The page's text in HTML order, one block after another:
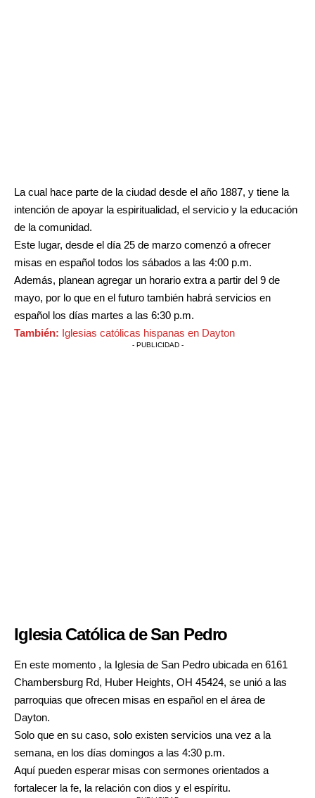
La cual hace parte de la ciudad desde el año 1887, y tiene la
intención de apoyar la espiritualidad, el servicio y la educación
de la comunidad.
Este lugar, desde el día 25 de marzo comenzó a ofrecer
misas en español todos los sábados a las 4:00 p.m.
Además, planean agregar un horario extra a partir del 9 de
mayo, por lo que en el futuro también habrá servicios en
español los días martes a las 6:30 p.m.
También: Iglesias católicas hispanas en Dayton
- PUBLICIDAD -
Iglesia Católica de San Pedro
En este momento , la Iglesia de San Pedro ubicada en 6161
Chambersburg Rd, Huber Heights, OH 45424, se unió a las
parroquias que ofrecen misas en español en el área de
Dayton.
Solo que en su caso, solo existen servicios una vez a la
semana, en los días domingos a las 4:30 p.m.
Aquí pueden esperar misas con sermones orientados a
fortalecer la fe, la relación con dios y el espíritu.